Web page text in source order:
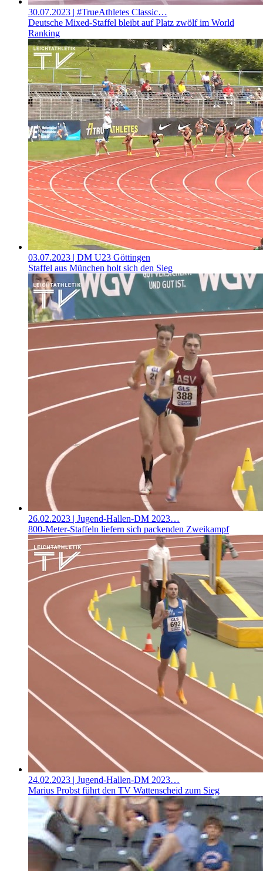
30.07.2023 | #TrueAthletes Classic…
Deutsche Mixed-Staffel bleibt auf Platz zwölf im World
Ranking
03.07.2023 | DM U23 Göttingen
Staffel aus München holt sich den Sieg
26.02.2023 | Jugend-Hallen-DM 2023…
800-Meter-Staffeln liefern sich packenden Zweikampf
24.02.2023 | Jugend-Hallen-DM 2023…
Marius Probst führt den TV Wattenscheid zum Sieg